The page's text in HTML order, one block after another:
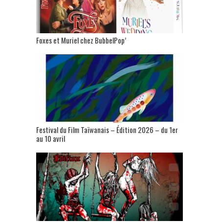
Foxes et Muriel chez BubbelPop’
Festival du Film Taïwanais – Édition 2026 – du 1er
au 10 avril